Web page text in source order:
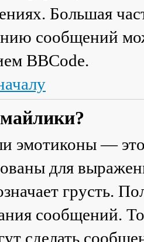
Большая
сообщений
BBCode.
эмотиконы —
для
грусть.
сообщений.
сделать